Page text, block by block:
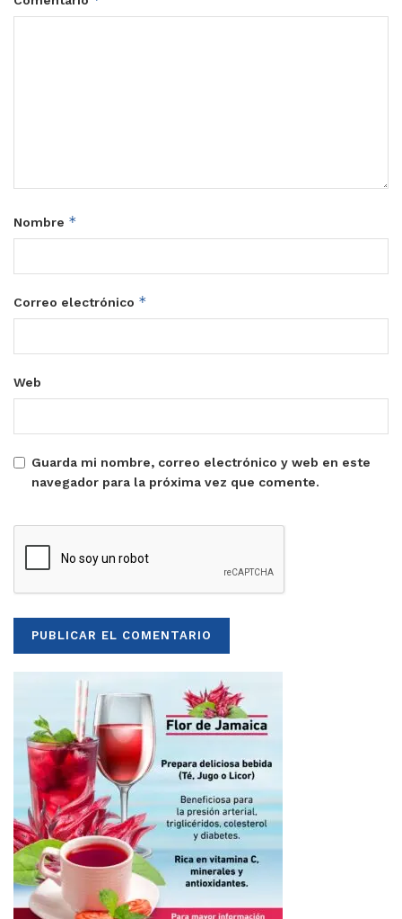
Nombre *
Correo electrónico *
Web
Guarda mi nombre, correo electrónico y web en este
navegador para la próxima vez que comente.